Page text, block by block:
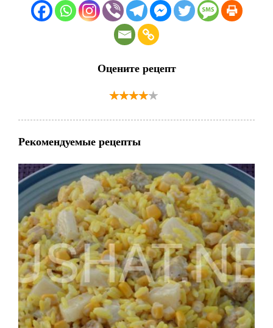
Оцените рецепт
Рекомендуемые рецепты